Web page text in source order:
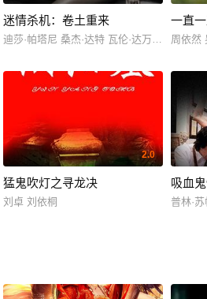
施嬅 贾晓晨
迷情杀机：卷土重来
迪莎·帕塔尼 桑杰·达特 瓦伦·达万 约翰·亚
一直
周依然
希瑟-杰·琼斯 詹姆斯·伯拉姆
2.0
猛鬼吹灯之寻龙决
刘卓 刘依桐
吸血
普林·